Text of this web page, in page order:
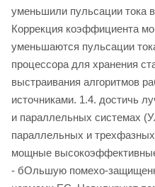
уменьшили пульсации тока
Коррекция коэффициента
уменьшаются пульсации
процессора для хранения
выстраивания алгоритмов
источниками. 1.4. достичь
и параллельных системах
параллельных и
мощные
- бОльшую помехо-